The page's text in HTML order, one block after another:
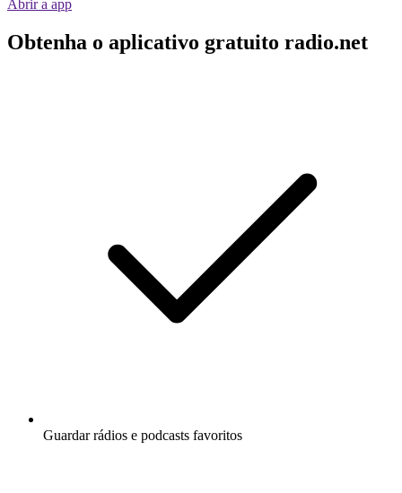
Abrir a app
Obtenha o aplicativo gratuito radio.net
Guardar rádios e podcasts favoritos